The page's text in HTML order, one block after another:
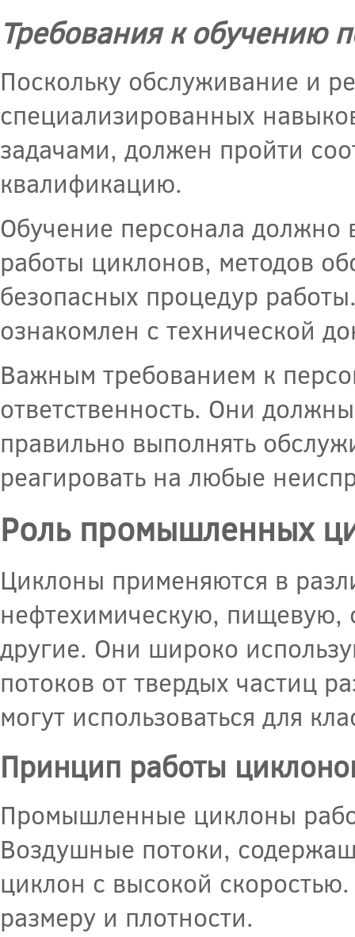
Требования к обучению
Поскольку обслуживание и
специализированных
задачами, должен пройти
квалификацию.
Обучение персонала должно
работы циклонов, методов
безопасных процедур
ознакомлен с технической
Важным требованием к
ответственность. Они
правильно выполнять
реагировать на любые
Роль промышленных
Циклоны применяются в
нефтехимическую, пищевую,
другие. Они широко
потоков от твердых частиц
могут использоваться для
Принцип работы
Промышленные циклоны
Воздушные потоки,
циклон с высокой
размеру и плотности.